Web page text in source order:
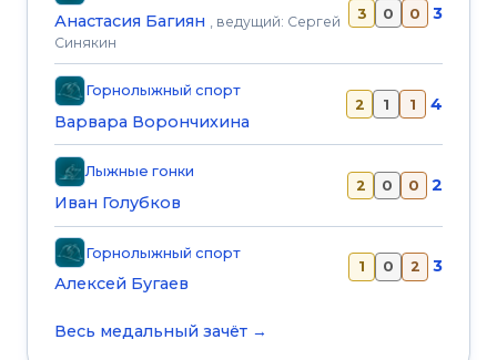
Анастасия Багиян
, ведущий: Сергей
Синякин
3 0 0 3
Горнолыжный спорт
Варвара Ворончихина
2 1 1 4
Лыжные гонки
Иван Голубков
2 0 0 2
Горнолыжный спорт
Алексей Бугаев
1 0 2 3
Весь медальный зачёт →